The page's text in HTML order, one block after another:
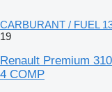
CARBURANT / FUEL
19
Renault Premium
4 COMP